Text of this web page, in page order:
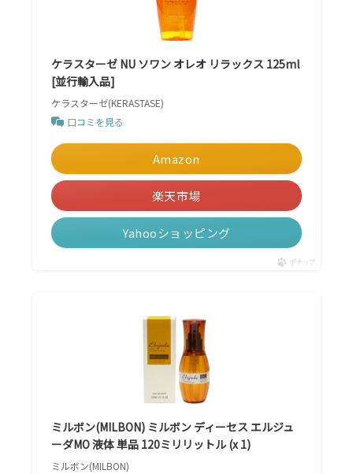
ケラスターゼ NU ソワン オレオ リラックス 125ml
[並行輸入品]
ケラスターゼ(KERASTASE)
口コミを見る
Amazon
楽天市場
Yahooショッピング
ポチップ
ミルボン(MILBON) ミルボン ディーセス エルジュ
ーダMO 液体 単品 120ミリリットル (x 1)
ミルボン(MILBON)